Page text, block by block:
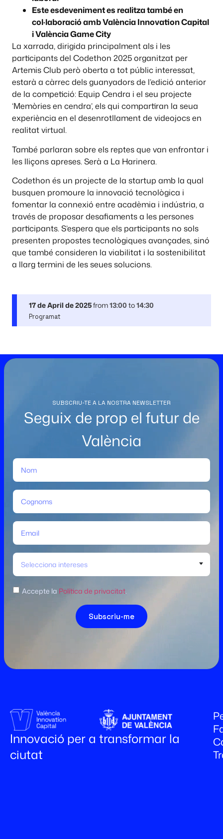
Este esdeveniment es realitza també en
col·laboració amb València Innovation Capital
i València Game City
La xarrada, dirigida principalment als i les
participants del Codethon 2025 organitzat per
Artemis Club però oberta a tot públic interessat,
estarà a càrrec dels guanyadors de l’edició anterior
de la competició: Equip Cendra i el seu projecte
‘Memòries en cendra’, els qui compartiran la seua
experiència en el desenrotllament de videojocs en
realitat virtual.
També parlaran sobre els reptes que van enfrontar i
les lliçons apreses. Serà a La Harinera.
Codethon és un projecte de la startup amb la qual
busquen promoure la innovació tecnològica i
fomentar la connexió entre acadèmia i indústria, a
través de proposar desafiaments a les persones
participants. S’espera que els participants no sols
presenten propostes tecnològiques avançades, sinó
que també consideren la viabilitat i la sostenibilitat
a llarg termini de les seues solucions.
17 de April de 2025from13:00 to14:30
Programat
SUBSCRIU-TE A LA NOSTRA NEWSLETTER
Seguix de prop el futur de
València
Selecciona intereses
Accepte la Política de privacitat.
Subscriu-me
Innovació per a transformar la
ciutat